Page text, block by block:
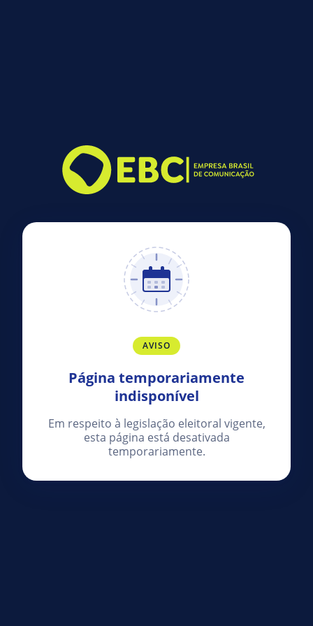
AVISO
Página temporariamente
indisponível
Em respeito à legislação eleitoral vigente,
esta página está desativada
temporariamente.